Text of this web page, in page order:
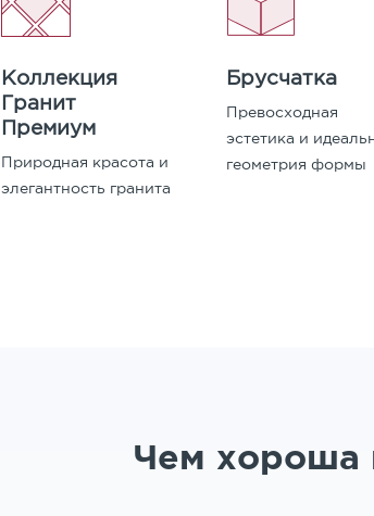
Коллекция
Гранит
Премиум
Природная красота и
элегантность гранита
Брусчатка
Превосходная
эстетика и
геометрия формы
Чем хороша